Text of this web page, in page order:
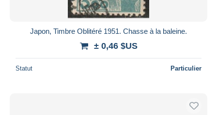
Japon, Timbre Oblitéré 1951. Chasse à la baleine.
± 0,46 $US
Statut Particulier